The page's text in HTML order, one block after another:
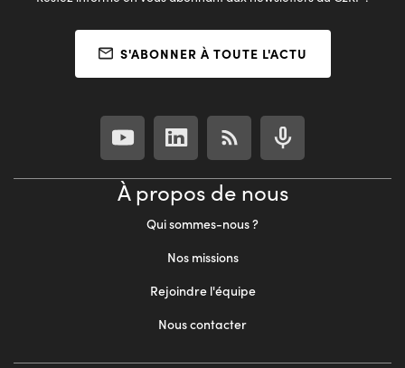
S'ABONNER À TOUTE L'ACTU
À propos de nous
Qui sommes-nous ?
Nos missions
Rejoindre l'équipe
Nous contacter